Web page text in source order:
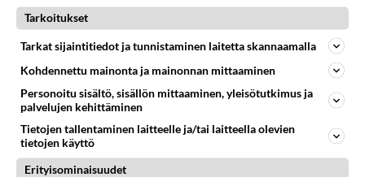
Valkokastike on perussoossi,
irtoavat toisistaan
paistettaessa.
Maissikeitto valmistuu
arkena suhteellisen helposti.
Tarkoitukset
Tarkat sijaintitiedot ja tunnistaminen laitetta skannaamalla
Kohdennettu mainonta ja mainonnan mittaaminen
Personoitu sisältö, sisällön mittaaminen, yleisötutkimus ja
palvelujen kehittäminen
Tietojen tallentaminen laitteelle ja/tai laitteella olevien
tietojen käyttö
Erityisominaisuudet